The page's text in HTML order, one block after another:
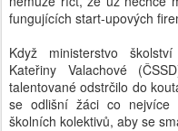
fungujících start-upových
Když ministerstvo
Kateřiny Valachové
talentované odstrčilo do
se odlišní žáci co nejvíce
školních kolektivů, aby se